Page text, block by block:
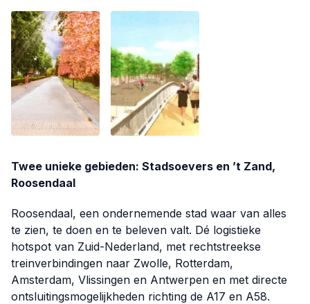
Twee unieke gebieden: Stadsoevers en ’t Zand,
Roosendaal
Roosendaal, een ondernemende stad waar van alles
te zien, te doen en te beleven valt. Dé logistieke
hotspot van Zuid-Nederland, met rechtstreekse
treinverbindingen naar Zwolle, Rotterdam,
Amsterdam, Vlissingen en Antwerpen en met directe
ontsluitingsmogelijkheden richting de A17 en A58.